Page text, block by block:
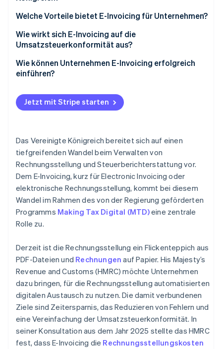
Welche Vorteile bietet E-Invoicing für Unternehmen?
Wie wirkt sich E-Invoicing auf die
Umsatzsteuerkonformität aus?
Wie können Unternehmen E-Invoicing erfolgreich
einführen?
Bilden Sie Ihren aktuellen Prozess ab
Holen Sie frühzeitig die Zustimmung anderer
Wählen Sie Technologie, die passt
Führen Sie vor der Einführung in großem Umfang
einen Pilotversuch durch
Speichern Sie Datensätze sicher
Jetzt mit Stripe starten
Das Vereinigte Königreich bereitet sich auf einen
tiefgreifenden Wandel beim Verwalten von
Rechnungsstellung und Steuerberichterstattung vor.
Dem E-Invoicing, kurz für Electronic Invoicing oder
elektronische Rechnungsstellung, kommt bei diesem
Wandel im Rahmen des von der Regierung geförderten
Programms Making Tax Digital (MTD)eine zentrale
Rolle zu.
Derzeit ist die Rechnungsstellung ein Flickenteppich aus
PDF-Dateien und Rechnungen auf Papier. His Majesty’s
Revenue and Customs (HMRC) möchte Unternehmen
dazu bringen, für die Rechnungsstellung automatisierten
digitalen Austausch zu nutzen. Die damit verbundenen
Ziele sind Zeitersparnis, das Reduzieren von Fehlern und
eine Vereinfachung der Umsatzsteuerkonformität. In
seiner Konsultation aus dem Jahr 2025 stellte das HMRC
fest, dass E-Invoicing die Rechnungsstellungskosten